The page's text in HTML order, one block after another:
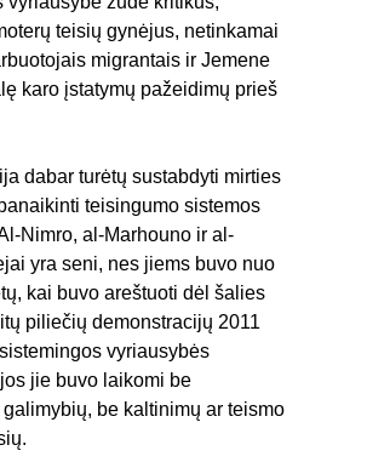
teisių gynėjus, netinkamai
migrantais ir Jemene
karo įstatymų pažeidimų prieš
dabar turėtų sustabdyti mirties
teisingumo sistemos
Nimro, al-Marhouno ir al-
yra seni, nes jiems buvo nuo
kai buvo areštuoti dėl šalies
piliečių demonstracijų 2011
vyriausybės
jie buvo laikomi be
be kaltinimų ar teismo